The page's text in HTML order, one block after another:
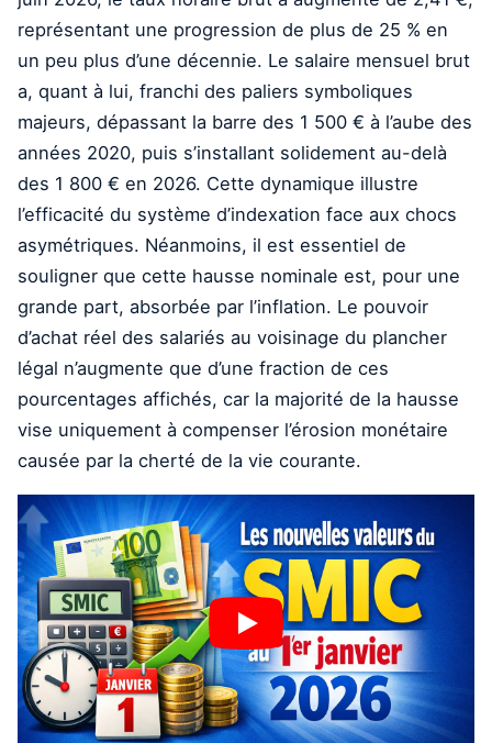
représentant une progression de plus de 25 % en
un peu plus d’une décennie. Le salaire mensuel brut
a, quant à lui, franchi des paliers symboliques
majeurs, dépassant la barre des 1 500 € à l’aube des
années 2020, puis s’installant solidement au-delà
des 1 800 € en 2026. Cette dynamique illustre
l’efficacité du système d’indexation face aux chocs
asymétriques. Néanmoins, il est essentiel de
souligner que cette hausse nominale est, pour une
grande part, absorbée par l’inflation. Le pouvoir
d’achat réel des salariés au voisinage du plancher
légal n’augmente que d’une fraction de ces
pourcentages affichés, car la majorité de la hausse
vise uniquement à compenser l’érosion monétaire
causée par la cherté de la vie courante.